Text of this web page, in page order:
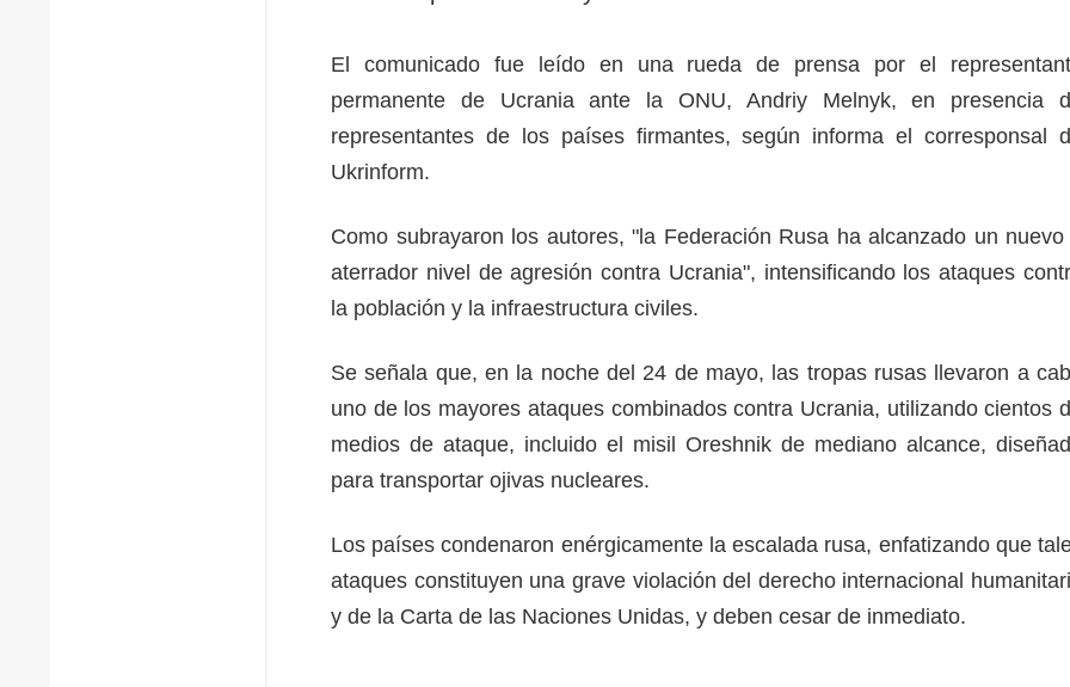
El comunicado fue leído en una rueda de prensa por el
permanente de Ucrania ante la ONU, Andriy Melnyk, en presencia
representantes de los países firmantes, según informa el corresponsal
Ukrinform.
Como subrayaron los autores, "la Federación Rusa ha alcanzado un
aterrador nivel de agresión contra Ucrania", intensificando los ataques
la población y la infraestructura civiles.
Se señala que, en la noche del 24 de mayo, las tropas rusas llevaron a
uno de los mayores ataques combinados contra Ucrania, utilizando cientos
medios de ataque, incluido el misil Oreshnik de mediano alcance,
para transportar ojivas nucleares.
Los países condenaron enérgicamente la escalada rusa, enfatizando que
ataques constituyen una grave violación del derecho internacional
y de la Carta de las Naciones Unidas, y deben cesar de inmediato.